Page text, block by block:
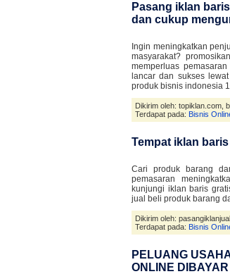
Pasang iklan
dan cukup
Ingin meningkatkan
masyarakat?
memperluas
lancar dan sukses
produk bisnis indonesia
Dikirim oleh: topiklan.com,
Terdapat pada: Bisnis
Tempat iklan
Cari produk barang
pemasaran
kunjungi iklan baris
jual beli produk barang
Dikirim oleh:
Terdapat pada: Bisnis
PELUANG
ONLINE